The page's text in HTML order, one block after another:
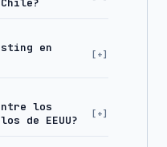
en
los
de EEUU?